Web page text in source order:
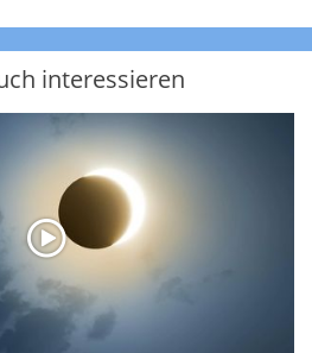
interessieren